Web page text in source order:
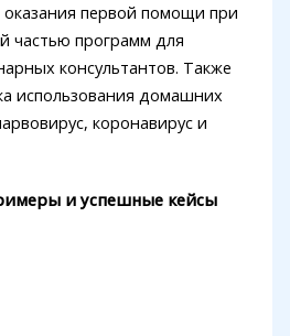
первой помощи при
частью программ для
консультантов. Также
использования домашних
коронавирус и
и успешные кейсы